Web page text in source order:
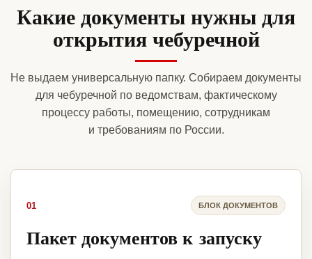
Какие документы нужны для
открытия чебуречной
Не выдаем универсальную папку. Собираем документы
для чебуречной по ведомствам, фактическому
процессу работы, помещению, сотрудникам
и требованиям по России.
01 БЛОК ДОКУМЕНТОВ
Пакет документов к запуску